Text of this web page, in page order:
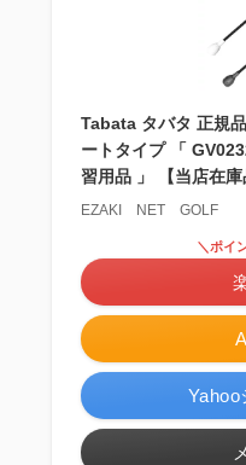
Tabata タバタ 正規
ートタイプ 「
習用品 」 【当店在庫
EZAKI NET GOLF
＼ポイ
Yahoo